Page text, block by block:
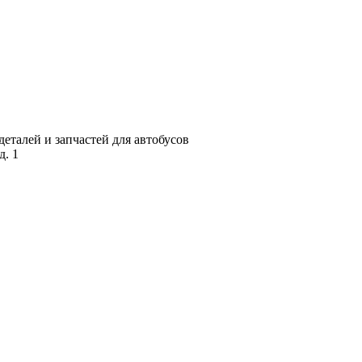
и запчастей для автобусов
1